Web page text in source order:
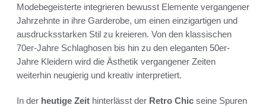
Modebegeisterte integrieren bewusst Elemente vergangener
Jahrzehnte in ihre Garderobe, um einen einzigartigen und
ausdrucksstarken Stil zu kreieren. Von den klassischen
70er-Jahre Schlaghosen bis hin zu den eleganten 50er-
Jahre Kleidern wird die Ästhetik vergangener Zeiten
weiterhin neugierig und kreativ interpretiert.
In der heutige Zeit hinterlässt der Retro Chic seine Spuren